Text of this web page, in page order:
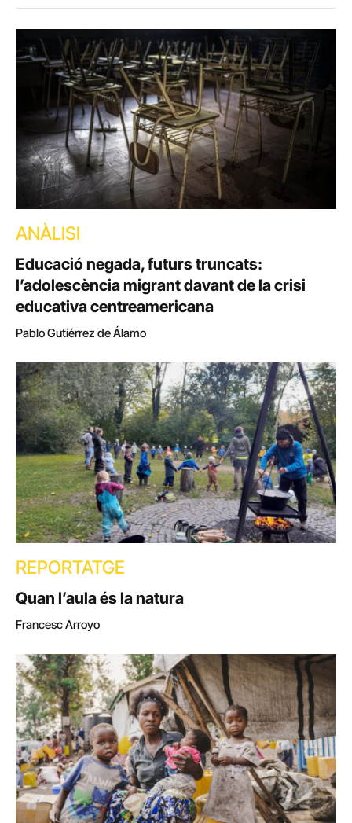
ANÀLISI
Educació negada, futurs truncats:
l’adolescència migrant davant de la crisi
educativa centreamericana
Pablo Gutiérrez de Álamo
REPORTATGE
Quan l’aula és la natura
Francesc Arroyo